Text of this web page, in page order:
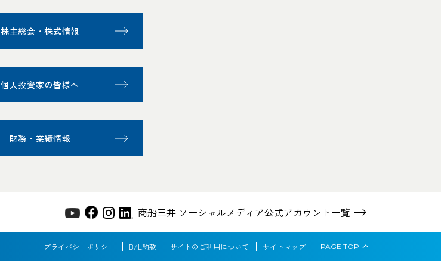
株主総会・株式情報
個人投資家の皆様へ
財務・業績情報
商船三井 ソーシャルメディア公式アカウント一覧
プライバシーポリシー B/L約款 サイトのご利用について サイトマップ PAGE TOP